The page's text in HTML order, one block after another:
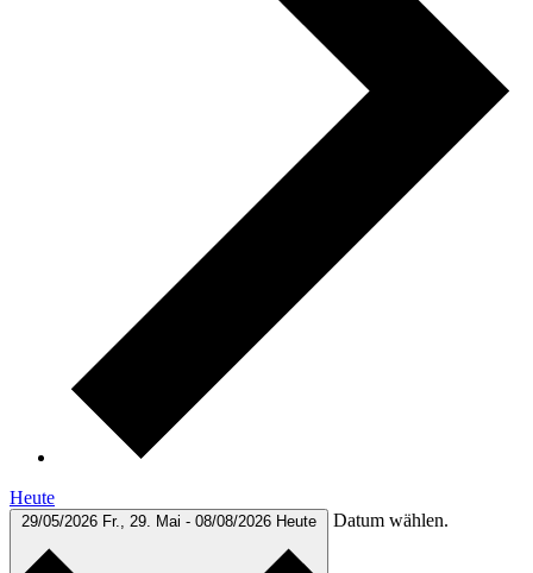
Heute
29/05/2026 Fr., 29. Mai - 08/08/2026 Heute Datum wählen.